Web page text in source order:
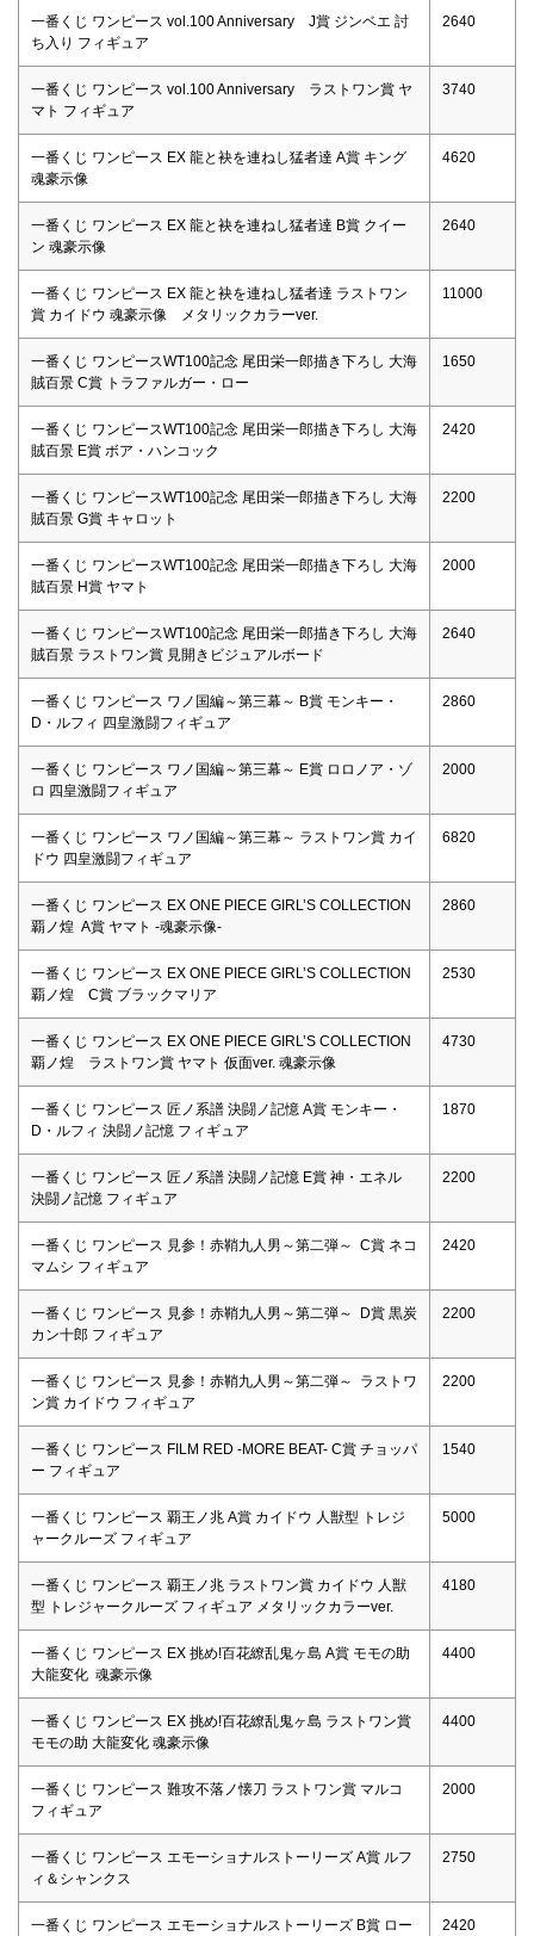
一番くじ ワンピース vol.100 Anniversary J賞 ジンベエ 討
ち入り フィギュア
2640
一番くじ ワンピース vol.100 Anniversary ラストワン賞 ヤ
マト フィギュア
3740
一番くじ ワンピース EX 龍と袂を連ねし猛者達 A賞 キング
魂豪示像
4620
一番くじ ワンピース EX 龍と袂を連ねし猛者達 B賞 クイー
ン 魂豪示像
2640
一番くじ ワンピース EX 龍と袂を連ねし猛者達 ラストワン
賞 カイドウ 魂豪示像 メタリックカラーver.
11000
一番くじ ワンピースWT100記念 尾田栄一郎描き下ろし 大海
賊百景 C賞 トラファルガー・ロー
1650
一番くじ ワンピースWT100記念 尾田栄一郎描き下ろし 大海
賊百景 E賞 ボア・ハンコック
2420
一番くじ ワンピースWT100記念 尾田栄一郎描き下ろし 大海
賊百景 G賞 キャロット
2200
一番くじ ワンピースWT100記念 尾田栄一郎描き下ろし 大海
賊百景 H賞 ヤマト
2000
一番くじ ワンピースWT100記念 尾田栄一郎描き下ろし 大海
賊百景 ラストワン賞 見開きビジュアルボード
2640
一番くじ ワンピース ワノ国編～第三幕～ B賞 モンキー・
D・ルフィ 四皇激闘フィギュア
2860
一番くじ ワンピース ワノ国編～第三幕～ E賞 ロロノア・ゾ
ロ 四皇激闘フィギュア
2000
一番くじ ワンピース ワノ国編～第三幕～ ラストワン賞 カイ
ドウ 四皇激闘フィギュア
6820
一番くじ ワンピース EX ONE PIECE GIRL’S COLLECTION
覇ノ煌 A賞 ヤマト -魂豪示像-
2860
一番くじ ワンピース EX ONE PIECE GIRL’S COLLECTION
覇ノ煌 C賞 ブラックマリア
2530
一番くじ ワンピース EX ONE PIECE GIRL’S COLLECTION
覇ノ煌 ラストワン賞 ヤマト 仮面ver. 魂豪示像
4730
一番くじ ワンピース 匠ノ系譜 決闘ノ記憶 A賞 モンキー・
D・ルフィ 決闘ノ記憶 フィギュア
1870
一番くじ ワンピース 匠ノ系譜 決闘ノ記憶 E賞 神・エネル
決闘ノ記憶 フィギュア
2200
一番くじ ワンピース 見参！赤鞘九人男～第二弾～ C賞 ネコ
マムシ フィギュア
2420
一番くじ ワンピース 見参！赤鞘九人男～第二弾～ D賞 黒炭
カン十郎 フィギュア
2200
一番くじ ワンピース 見参！赤鞘九人男～第二弾～ ラストワ
ン賞 カイドウ フィギュア
2200
一番くじ ワンピース FILM RED -MORE BEAT- C賞 チョッパ
ー フィギュア
1540
一番くじ ワンピース 覇王ノ兆 A賞 カイドウ 人獣型 トレジ
ャークルーズ フィギュア
5000
一番くじ ワンピース 覇王ノ兆 ラストワン賞 カイドウ 人獣
型 トレジャークルーズ フィギュア メタリックカラーver.
4180
一番くじ ワンピース EX 挑め!百花繚乱鬼ヶ島 A賞 モモの助
大龍変化 魂豪示像
4400
一番くじ ワンピース EX 挑め!百花繚乱鬼ヶ島 ラストワン賞
モモの助 大龍変化 魂豪示像
4400
一番くじ ワンピース 難攻不落ノ懐刀 ラストワン賞 マルコ
フィギュア
2000
一番くじ ワンピース エモーショナルストーリーズ A賞 ルフ
ィ＆シャンクス
2750
一番くじ ワンピース エモーショナルストーリーズ B賞 ロー
2420